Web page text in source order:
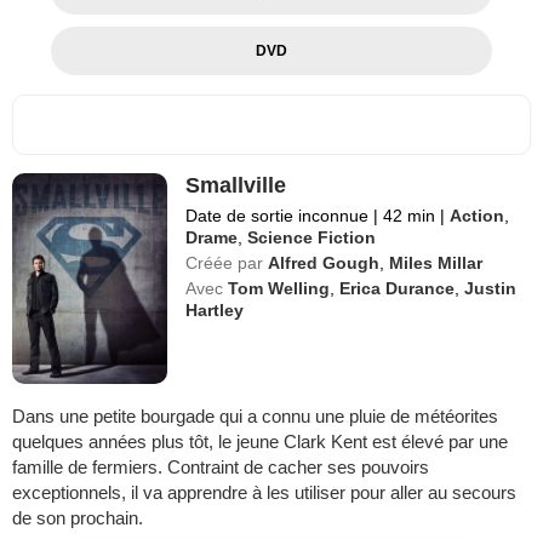
DVD
Smallville
Date de sortie inconnue | 42 min | Action
Drame ,Science Fiction
Créée par Alfred Gough
Miles Millar
Avec Tom Welling Erica Durance ,Justin
Hartley
Dans une petite bourgade qui a connu une pluie de météorites
quelques années plus tôt, le jeune Clark Kent est élevé par une
famille de fermiers. Contraint de cacher ses pouvoirs
exceptionnels, il va apprendre à les utiliser pour aller au secours
de son prochain.